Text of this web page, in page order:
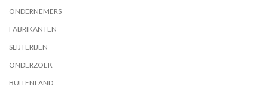
ONDERNEMERS
FABRIKANTEN
SLIJTERIJEN
ONDERZOEK
BUITENLAND